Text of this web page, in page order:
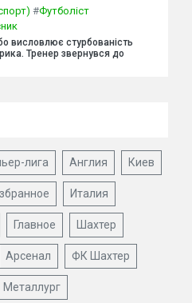
#Футболіст
висловлює стурбованість
Тренер звернувся до
лига Англия Киев
Италия
Главное Шахтер
Арсенал ФК Шахтер
Металлург